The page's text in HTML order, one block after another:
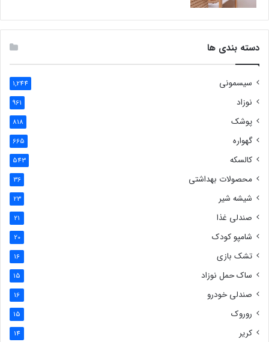
دسته بندی ها
سیسمونی 1,244
نوزاد 961
پوشک 818
گهواره 665
کالسکه 543
محصولات بهداشتی 36
شیشه شیر 23
صندلی غذا 21
شامپو کودک 20
تشک بازی 16
ساک حمل نوزاد 15
صندلی خودرو 16
روروک 15
کریر 14